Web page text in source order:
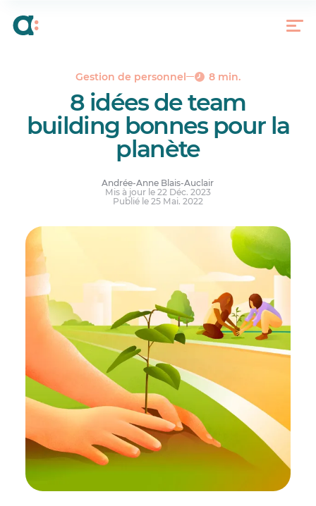
Gestion de personnel 8 min.
8 idées de team
building bonnes pour la
planète
Andrée-Anne Blais-Auclair
Mis à jour le 22 Déc. 2023
Publié le 25 Mai. 2022
Le bénévolat en entreprise : plus d’idées de team
c’est oui!